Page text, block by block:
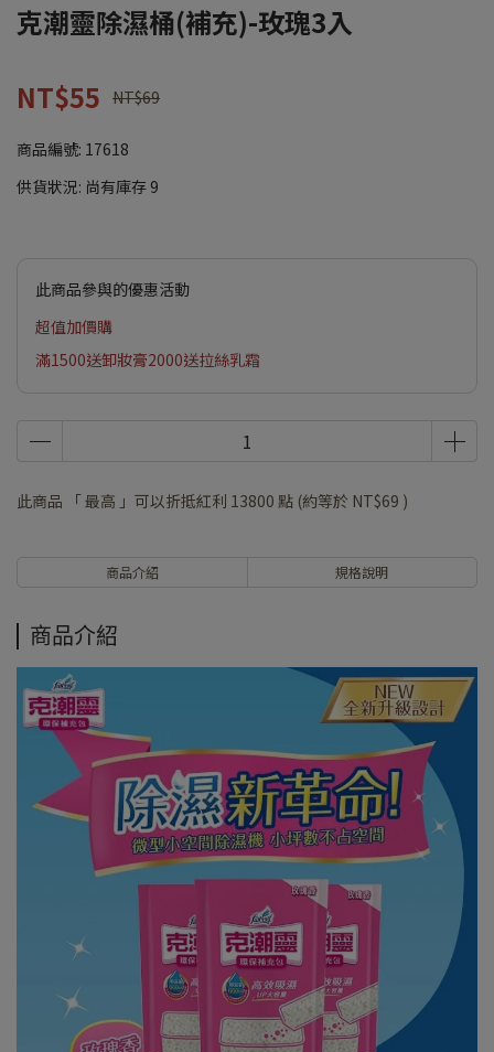
克潮靈除濕桶(補充)-玫瑰3入
NT$55 NT$69
商品編號: 17618
供貨狀況: 尚有庫存 9
此商品參與的優惠活動
超值加價購
滿1500送卸妝膏2000送拉絲乳霜
此商品 「 最高 」可以折抵紅利 13800 點 (約等於 NT$69 )
商品介紹 規格說明
商品介紹